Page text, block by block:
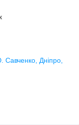
Дніпро,